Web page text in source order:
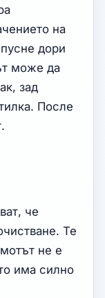
на
дори
може да
зад
После
че
Те
не е
има силно